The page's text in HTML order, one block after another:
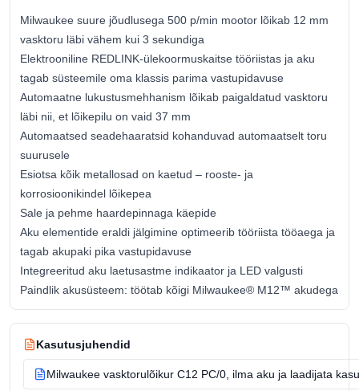
Milwaukee suure jõudlusega 500 p/min mootor lõikab 12 mm
vasktoru läbi vähem kui 3 sekundiga
Elektrooniline REDLINK-ülekoormuskaitse tööriistas ja aku
tagab süsteemile oma klassis parima vastupidavuse
Automaatne lukustusmehhanism lõikab paigaldatud vasktoru
läbi nii, et lõikepilu on vaid 37 mm
Automaatsed seadehaaratsid kohanduvad automaatselt toru
suurusele
Esiotsa kõik metallosad on kaetud – rooste- ja
korrosioonikindel lõikepea
Sale ja pehme haardepinnaga käepide
Aku elementide eraldi jälgimine optimeerib tööriista tööaega ja
tagab akupaki pika vastupidavuse
Integreeritud aku laetusastme indikaator ja LED valgusti
Paindlik akusüsteem: töötab kõigi Milwaukee® M12™ akudega
Kasutusjuhendid
Milwaukee vasktorulõikur C12 PC/0, ilma aku ja laadijata